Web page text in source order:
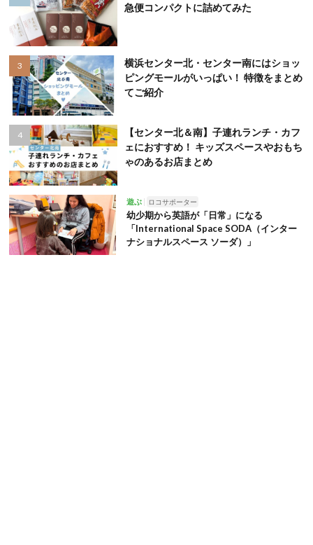
急便コンパクトに詰めてみた
横浜センター北・センター南にはショッ
ピングモールがいっぱい！ 特徴をまとめ
てご紹介
【センター北＆南】子連れランチ・カフ
ェにおすすめ！ キッズスペースやおもち
ゃのあるお店まとめ
遊ぶ ロコサポーター
幼少期から英語が「日常」になる
「International Space SODA（インター
ナショナルスペース ソーダ）」